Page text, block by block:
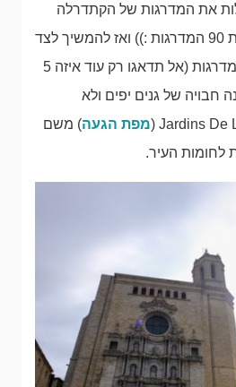
את המדרגות של הקתדרלה
(לא להתעצל לעלות את 90 המדרגות :)) ואז להמשיך לצד
ימין שלה ולעלות עוד במדרגות (אל תדאגו רק עוד איזה 5
חבויה של גנים יפים ולא
מפת הגעה) משם
לחומות העיר.